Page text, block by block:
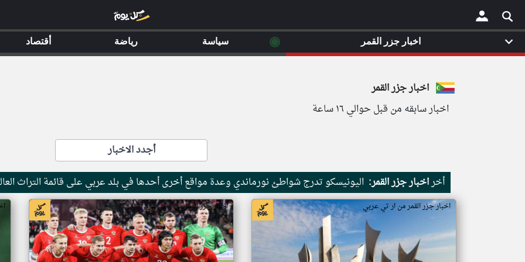
×
اخبار جزر القمر
اخبار سابقه من قبل حوالي ١٦ ساعة
أجدد الاخبار
أخراخبار جزر القمر: اليونيسكو تدرج شواطئ نورماندي وعدة مواقع أخرى أحدها في بلد عربي على قائمة التراث
اخبار جزر القمر من ار تي عربي اخبار جزر القمر من ار تي عربي
اخبار جزر القمر ◉ سياسة رياضة أقتصاد